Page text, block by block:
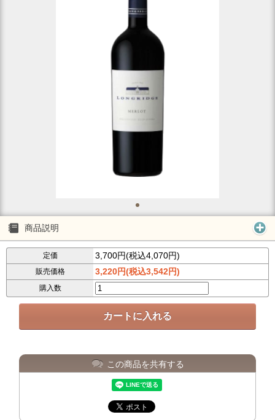
商品説明
定価 3,700円(税込4,070円)
販売価格 3,220円(税込3,542円)
購入数
この商品を共有する